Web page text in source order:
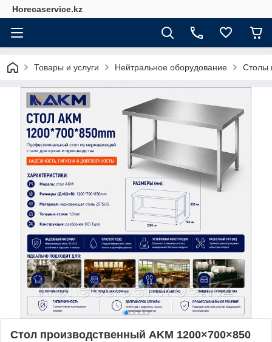
Horecaservice.kz
Товары и услуги Нейтральное оборудование Столы
Стол производственный AKM 1200×700×850